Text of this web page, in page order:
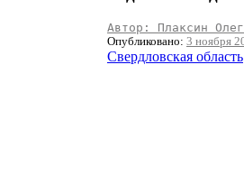
Автор: Плаксин Олег
Опубликовано: 3 ноября
Свердловская область